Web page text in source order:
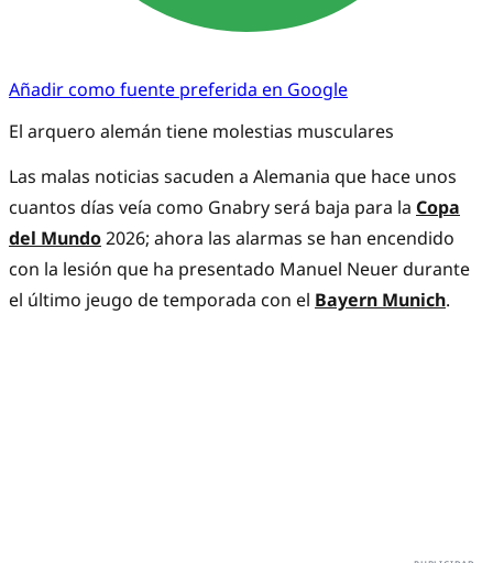
Añadir como fuente preferida en Google
El arquero alemán tiene molestias musculares
Las malas noticias sacuden a Alemania que hace unos
cuantos días veía como Gnabry será baja para la Copa
del Mundo2026; ahora las alarmas se han encendido
con la lesión que ha presentado Manuel Neuer durante
el último jeugo de temporada con el Bayern Munich.